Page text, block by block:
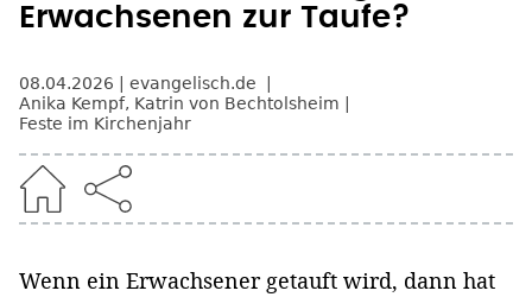
Erwachsenen zur Taufe?
08.04.2026
evangelisch.de
Anika Kempf, Katrin von Bechtolsheim
Feste im Kirchenjahr
Wenn ein Erwachsener getauft wird, dann hat